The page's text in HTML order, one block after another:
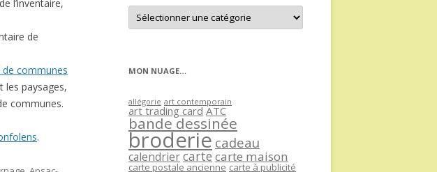
l’inventaire,
de
communes
les paysages,
communes.
.
Retrouver
les
articles
MON NUAGE…
allégorie art contemporain
art trading card ATC
bande dessinée
broderie cadeau
calendriercartecarte maison
carte postale ancienne carte à publicité